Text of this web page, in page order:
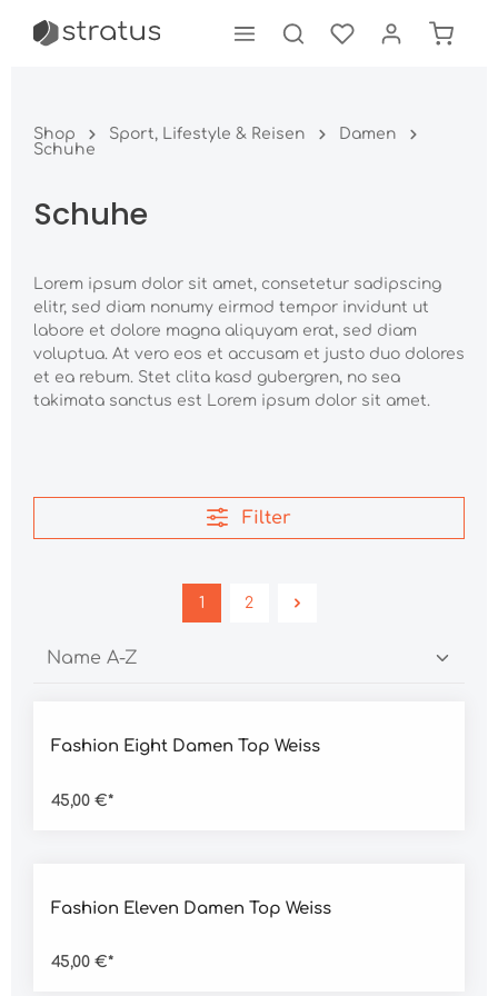
springen
Shop Sport, Lifestyle & Reisen
Damen
Schuhe
Schuhe
Lorem ipsum dolor sit amet, consetetur sadipscing
elitr, sed diam nonumy eirmod tempor invidunt ut
labore et dolore magna aliquyam erat, sed diam
voluptua. At vero eos et accusam et justo duo dolores
et ea rebum. Stet clita kasd gubergren, no sea
takimata sanctus est Lorem ipsum dolor sit amet.
Filter
1 2
Fashion Eight Damen Top Weiss
45,00 €*
Fashion Eleven Damen Top Weiss
45,00 €*